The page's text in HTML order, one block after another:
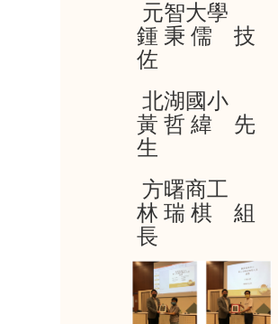
元智大學
鍾 秉 儒 技
佐
北湖國小
黃 哲 緯 先
生
方曙商工
林 瑞 棋 組
長